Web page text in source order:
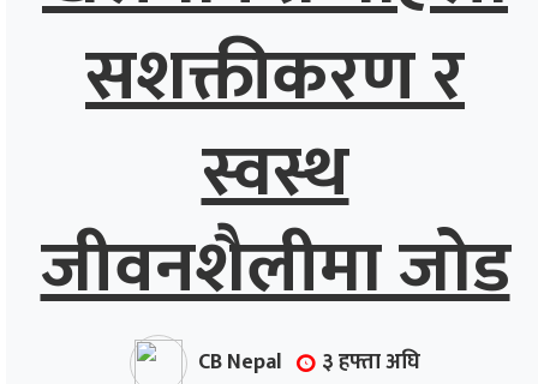
सशक्तीकरण र
स्वस्थ
जीवनशैलीमा जोड
CB Nepal ३ हफ्ता अघि